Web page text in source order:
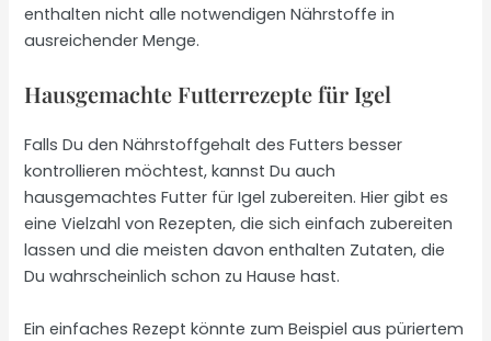
enthalten nicht alle notwendigen Nährstoffe in
ausreichender Menge.
Hausgemachte Futterrezepte für Igel
Falls Du den Nährstoffgehalt des Futters besser
kontrollieren möchtest, kannst Du auch
hausgemachtes Futter für Igel zubereiten. Hier gibt es
eine Vielzahl von Rezepten, die sich einfach zubereiten
lassen und die meisten davon enthalten Zutaten, die
Du wahrscheinlich schon zu Hause hast.
Ein einfaches Rezept könnte zum Beispiel aus püriertem